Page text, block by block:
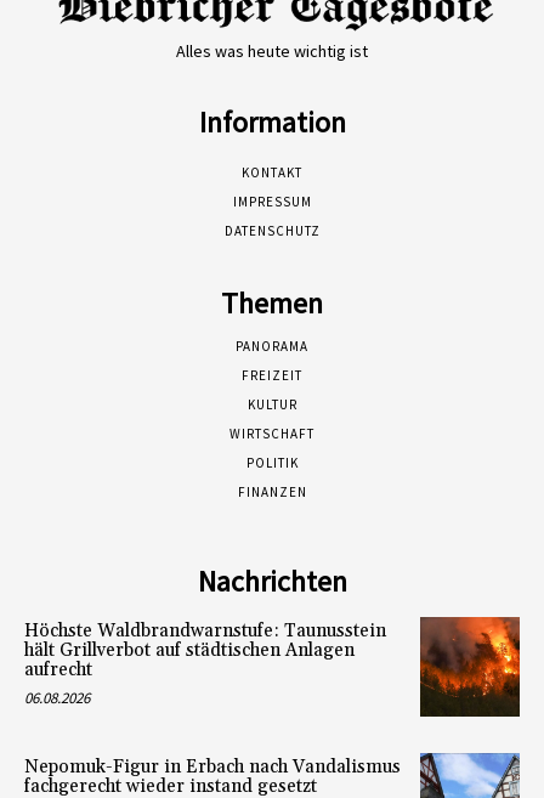
Alles was heute wichtig ist
Information
KONTAKT
IMPRESSUM
DATENSCHUTZ
Themen
PANORAMA
FREIZEIT
KULTUR
WIRTSCHAFT
POLITIK
FINANZEN
Nachrichten
Höchste Waldbrandwarnstufe: Taunusstein
hält Grillverbot auf städtischen Anlagen
aufrecht
06.08.2026
Nepomuk-Figur in Erbach nach Vandalismus
fachgerecht wieder instand gesetzt